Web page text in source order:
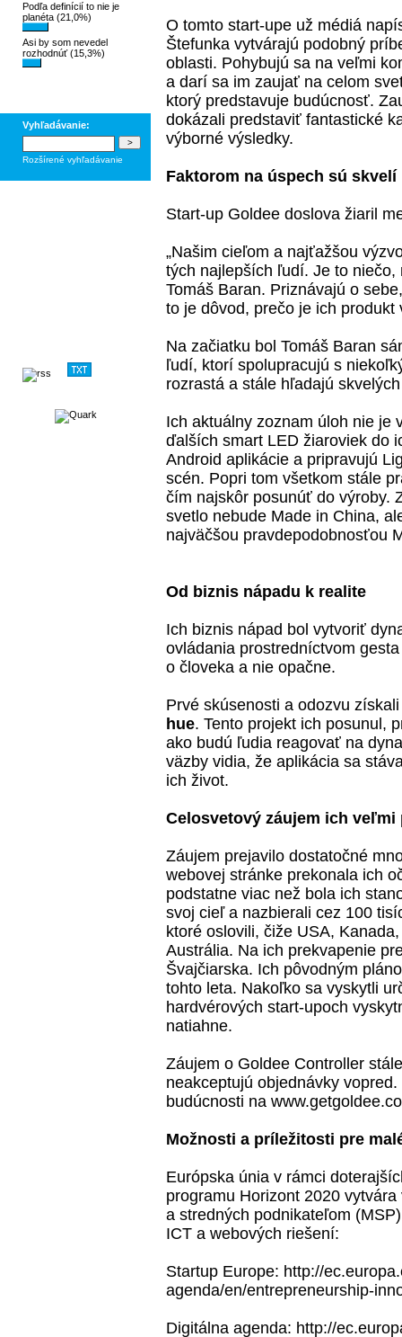
Podľa definícií to nie je
planéta (21,0%)
Asi by som nevedel
rozhodnúť (15,3%)
Vyhľadávanie:
Rozšírené vyhľadávanie
O tomto start-upe už médiá
Štefunka vytvárajú podobný
oblasti. Pohybujú sa na veľmi
a darí sa im zaujať na celom
ktorý predstavuje budúcnosť.
dokázali predstaviť fantastické
výborné výsledky.
Faktorom na úspech sú
Start-up Goldee doslova žiaril
„Našim cieľom a najťažšou
tých najlepších ľudí. Je to niečo,
Tomáš Baran. Priznávajú o
to je dôvod, prečo je ich produkt
Na začiatku bol Tomáš Baran
ľudí, ktorí spolupracujú s
rozrastá a stále hľadajú
Ich aktuálny zoznam úloh nie je
ďalších smart LED žiaroviek do
Android aplikácie a pripravujú
scén. Popri tom všetkom stále
čím najskôr posunúť do výroby.
svetlo nebude Made in China,
najväčšou pravdepodobnosťou
Od biznis nápadu k realite
Ich biznis nápad bol vytvoriť
ovládania prostredníctvom
o človeka a nie opačne.
Prvé skúsenosti a odozvu
hue. Tento projekt ich posunul,
ako budú ľudia reagovať na
väzby vidia, že aplikácia sa
ich život.
Celosvetový záujem ich veľmi
Záujem prejavilo dostatočné
webovej stránke prekonala ich
podstatne viac než bola ich
svoj cieľ a nazbierali cez 100
ktoré oslovili, čiže USA,
Austrália. Na ich prekvapenie
Švajčiarska. Ich pôvodným
tohto leta. Nakoľko sa vyskytli
hardvérových start-upoch
natiahne.
Záujem o Goldee Controller
neakceptujú objednávky
budúcnosti na
Možnosti a príležitosti pre
Európska únia v rámci
programu Horizont 2020 vytvára
a stredných podnikateľom
ICT a webových riešení:
Startup Europe: http://
agenda/en/entrepreneurship-
Digitálna agenda: http://